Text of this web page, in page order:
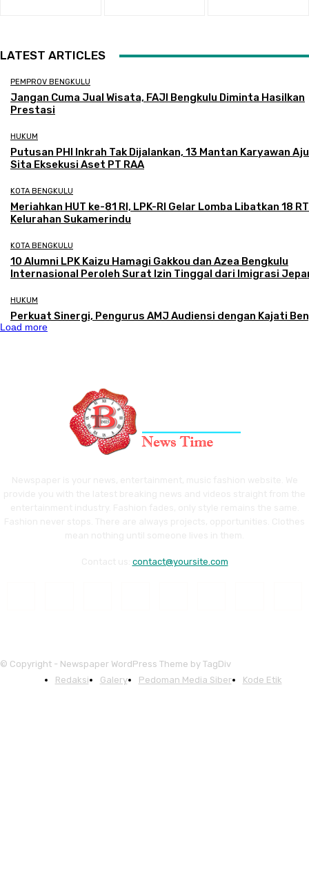
LATEST ARTICLES
PEMPROV BENGKULU
Jangan Cuma Jual Wisata, FAJI Bengkulu Diminta Hasilkan
Prestasi
HUKUM
Putusan PHI Inkrah Tak Dijalankan, 13 Mantan Karyawan
Sita Eksekusi Aset PT RAA
KOTA BENGKULU
Meriahkan HUT ke-81 RI, LPK-RI Gelar Lomba Libatkan 18
Kelurahan Sukamerindu
KOTA BENGKULU
‎10 Alumni LPK Kaizu Hamagi Gakkou dan Azea Bengkulu
Internasional Peroleh Surat Izin Tinggal dari Imigrasi
HUKUM
Perkuat Sinergi, Pengurus AMJ Audiensi dengan Kajati
Load more
contact@yoursite.com
© Copyright - Newspaper WordPress Theme by TagDiv
Redaksi
Galery Pedoman Media Siber Kode Etik